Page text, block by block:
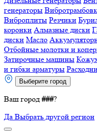
генераторы
Виброплиты Резчики
коронки Алмазные диски
диски Масло
Отбойные молотки и
Затирочные машины
и гибки арматуры
Выберите город
Ваш город ###?
Да Выбрать другой регион